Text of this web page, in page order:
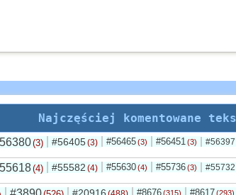
Najczęściej komentowane
(3) #56405(3) #56465 (3) #56451 (3) #56397
(4) #55582 (4) #55630 (4) #55736 (3) #55732
#8676 (315) #8617 (293)